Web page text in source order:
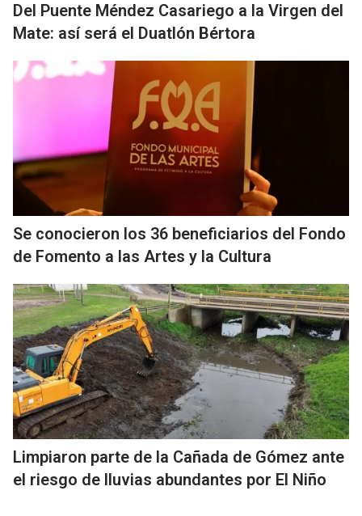
Del Puente Méndez Casariego a la Virgen del
Mate: así será el Duatlón Bértora
Se conocieron los 36 beneficiarios del Fondo
de Fomento a las Artes y la Cultura
Limpiaron parte de la Cañada de Gómez ante
el riesgo de lluvias abundantes por El Niño